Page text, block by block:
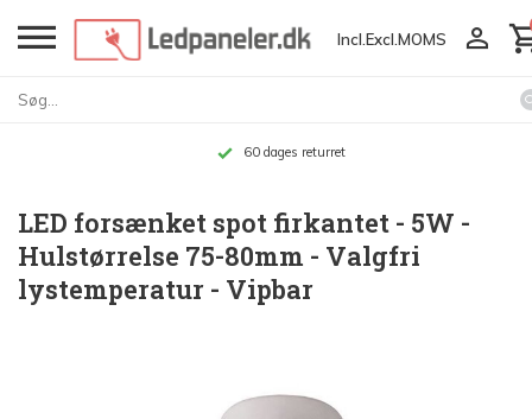
Incl. Excl. MOMS
60 dages returret
LED forsænket spot firkantet - 5W -
Hulstørrelse 75-80mm - Valgfri
lystemperatur - Vipbar